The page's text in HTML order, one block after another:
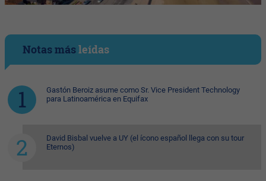
Notas másleídas
Gastón Beroiz asume como Sr. Vice President Technology
para Latinoamérica en Equifax
David Bisbal vuelve a UY (el ícono español llega con su tour
Eternos)